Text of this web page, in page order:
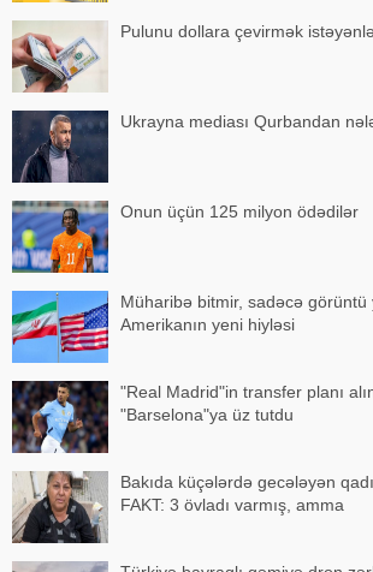
Pulunu dollara çevirmək
Ukrayna mediası Qurbandan
Onun üçün 125 milyon ödədilər
Müharibə bitmir, sadəcə görüntü
Amerikanın yeni hiyləsi
"Real Madrid"in transfer planı
"Barselona"ya üz tutdu
Bakıda küçələrdə gecələyən
FAKT: 3 övladı varmış, amma